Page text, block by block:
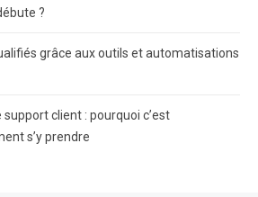
?
grâce aux outils et automatisations
client : pourquoi c’est
s’y prendre